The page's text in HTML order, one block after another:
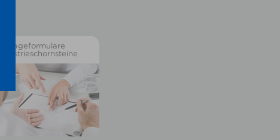
Anfrageformulare
Industrieschornsteine